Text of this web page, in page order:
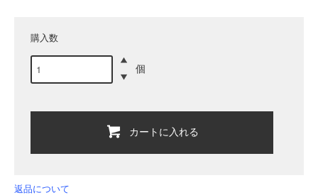
購入数
個
カートに入れる
返品について